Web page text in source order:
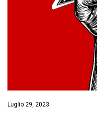
Luglio 29, 2023